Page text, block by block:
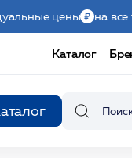
цены на
Каталог